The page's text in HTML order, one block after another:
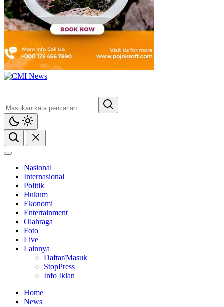
Nasional
Internasional
Politik
Hukum
Ekonomi
Entertainment
Olahraga
Foto
Live
Lainnya
Daftar/Masuk
StopPress
Info Iklan
Home
News